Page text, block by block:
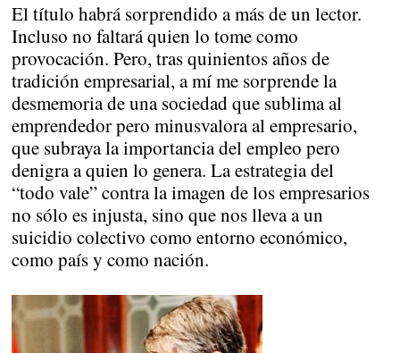
El título habrá sorprendido a más de un lector.
Incluso no faltará quien lo tome como
provocación. Pero, tras quinientos años de
tradición empresarial, a mí me sorprende la
desmemoria de una sociedad que sublima al
emprendedor pero minusvalora al empresario,
que subraya la importancia del empleo pero
denigra a quien lo genera. La estrategia del
“todo vale” contra la imagen de los empresarios
no sólo es injusta, sino que nos lleva a un
suicidio colectivo como entorno económico,
como país y como nación.